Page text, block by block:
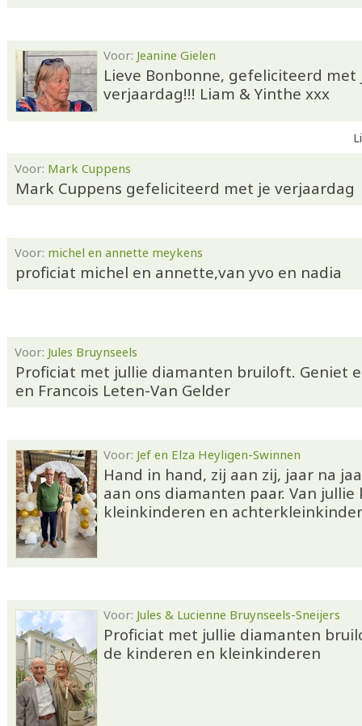
Voor: Jeanine Gielen
Lieve Bonbonne, gefeliciteerd met
verjaardag!!! Liam & Yinthe xxx
Voor: Mark Cuppens
Mark Cuppens gefeliciteerd met je verjaardag
Voor: michel en annette meykens
proficiat michel en annette,van yvo en nadia
Voor: Jules Bruynseels
Proficiat met jullie diamanten bruiloft. Geniet
en Francois Leten-Van Gelder
Voor: Jef en Elza Heyligen-Swinnen
Hand in hand, zij aan zij, jaar na
aan ons diamanten paar. Van
kleinkinderen en
Voor: Jules & Lucienne Bruynseels-Sneijers
Proficiat met jullie diamanten
de kinderen en kleinkinderen